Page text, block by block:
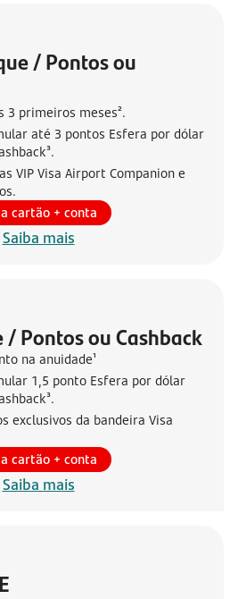
/ Pontos ou
3 primeiros meses².
até 3 pontos Esfera por dólar
VIP Visa Airport Companion e
cartão + conta
Saiba mais
Pontos ou Cashback
na anuidade¹
1,5 ponto Esfera por dólar
exclusivos da bandeira Visa
cartão + conta
Saiba mais